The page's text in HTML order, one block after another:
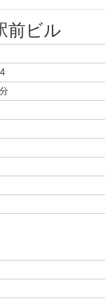
前ビル